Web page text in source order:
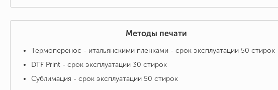
Методы печати
Термоперенос - итальянскими пленками - срок эксплуатации 50 стирок
DTF Print - срок эксплуатации 30 стирок
Сублимация - срок эксплуатации 50 стирок